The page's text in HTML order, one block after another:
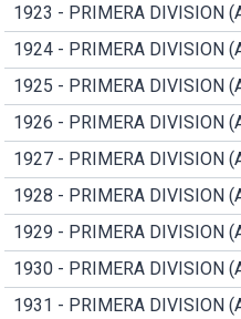
1923 - PRIMERA DIVISION
1924 - PRIMERA DIVISION
1925 - PRIMERA DIVISION
1926 - PRIMERA DIVISION
1927 - PRIMERA DIVISION
1928 - PRIMERA DIVISION
1929 - PRIMERA DIVISION
1930 - PRIMERA DIVISION
1931 - PRIMERA DIVISION